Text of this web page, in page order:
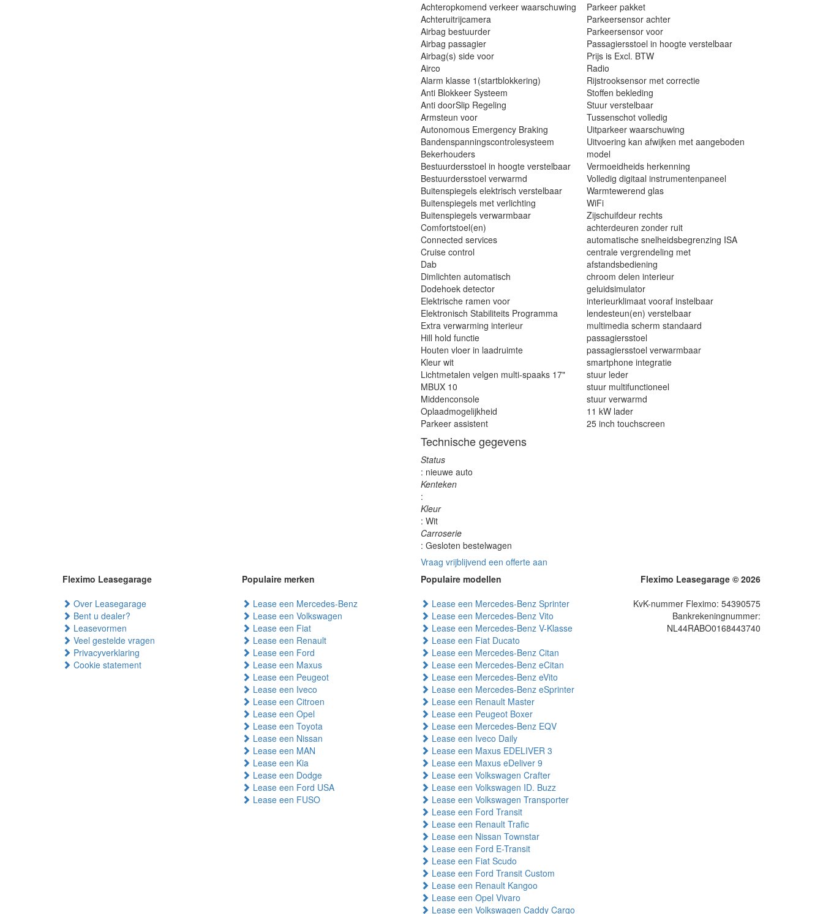
Achteropkomend verkeer waarschuwing
Achteruitrijcamera
Airbag bestuurder
Airbag passagier
Airbag(s) side voor
Airco
Alarm klasse 1(startblokkering)
Anti Blokkeer Systeem
Anti doorSlip Regeling
Armsteun voor
Autonomous Emergency Braking
Bandenspanningscontrolesysteem
Bekerhouders
Bestuurdersstoel in hoogte verstelbaar
Bestuurdersstoel verwarmd
Buitenspiegels elektrisch verstelbaar
Buitenspiegels met verlichting
Buitenspiegels verwarmbaar
Comfortstoel(en)
Connected services
Cruise control
Dab
Dimlichten automatisch
Dodehoek detector
Elektrische ramen voor
Elektronisch Stabiliteits Programma
Extra verwarming interieur
Hill hold functie
Houten vloer in laadruimte
Kleur wit
Lichtmetalen velgen multi-spaaks 17"
MBUX 10
Middenconsole
Oplaadmogelijkheid
Parkeer assistent
Parkeer pakket
Parkeersensor achter
Parkeersensor voor
Passagiersstoel in hoogte verstelbaar
Prijs is Excl. BTW
Radio
Rijstrooksensor met correctie
Stoffen bekleding
Stuur verstelbaar
Tussenschot volledig
Uitparkeer waarschuwing
Uitvoering kan afwijken met aangeboden
model
Vermoeidheids herkenning
Volledig digitaal instrumentenpaneel
Warmtewerend glas
WiFi
Zijschuifdeur rechts
achterdeuren zonder ruit
automatische snelheidsbegrenzing ISA
centrale vergrendeling met
afstandsbediening
chroom delen interieur
geluidsimulator
interieurklimaat vooraf instelbaar
lendesteun(en) verstelbaar
multimedia scherm standaard
passagiersstoel
passagiersstoel verwarmbaar
smartphone integratie
stuur leder
stuur multifunctioneel
stuur verwarmd
11 kW lader
25 inch touchscreen
Technische gegevens
Status
: nieuwe auto
Kenteken
:
Kleur
: Wit
Carroserie
: Gesloten bestelwagen
Vraag vrijblijvend een offerte aan
Fleximo Leasegarage
Over Leasegarage
Bent u dealer?
Leasevormen
Veel gestelde vragen
Privacyverklaring
Cookie statement
Populaire merken
Lease een Mercedes-Benz
Lease een Volkswagen
Lease een Fiat
Lease een Renault
Lease een Ford
Lease een Maxus
Lease een Peugeot
Lease een Iveco
Lease een Citroen
Lease een Opel
Lease een Toyota
Lease een Nissan
Lease een MAN
Lease een Kia
Lease een Dodge
Lease een Ford USA
Lease een FUSO
Populaire modellen
Lease een Mercedes-Benz Sprinter
Lease een Mercedes-Benz Vito
Lease een Mercedes-Benz V-Klasse
Lease een Fiat Ducato
Lease een Mercedes-Benz Citan
Lease een Mercedes-Benz eCitan
Lease een Mercedes-Benz eVito
Lease een Mercedes-Benz eSprinter
Lease een Renault Master
Lease een Peugeot Boxer
Lease een Mercedes-Benz EQV
Lease een Iveco Daily
Lease een Maxus EDELIVER 3
Lease een Maxus eDeliver 9
Lease een Volkswagen Crafter
Lease een Volkswagen ID. Buzz
Lease een Volkswagen Transporter
Lease een Ford Transit
Lease een Renault Trafic
Lease een Nissan Townstar
Lease een Ford E-Transit
Lease een Fiat Scudo
Lease een Ford Transit Custom
Lease een Renault Kangoo
Lease een Opel Vivaro
Lease een Volkswagen Caddy Cargo
Fleximo Leasegarage © 2026
KvK-nummer Fleximo: 54390575
Bankrekeningnummer:
NL44RABO0168443740